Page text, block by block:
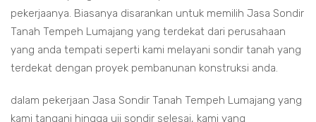
pekerjaanya. Biasanya disarankan untuk memilih Jasa Sondir
Tanah Tempeh Lumajang yang terdekat dari perusahaan
yang anda tempati seperti kami melayani sondir tanah yang
terdekat dengan proyek pembanunan konstruksi anda.
dalam pekerjaan Jasa Sondir Tanah Tempeh Lumajang yang
kami tangani hingga uji sondir selesai, kami yang